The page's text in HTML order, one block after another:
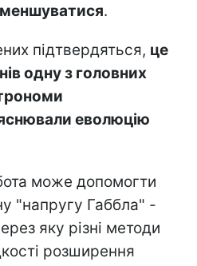
.
підтвердяться, це
одну з головних
еволюцію
може допомогти
"напругу Габбла" -
яку різні методи
розширення